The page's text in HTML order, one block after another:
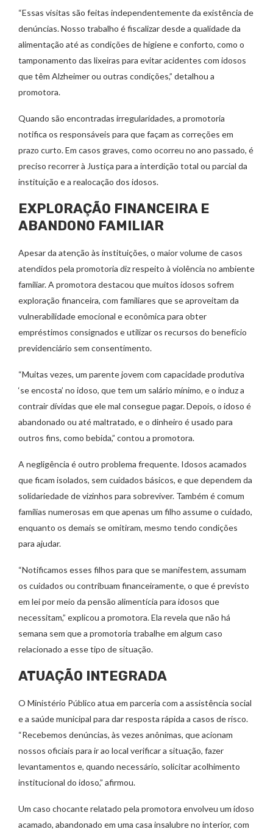
“Essas visitas são feitas independentemente da existência de
denúncias. Nosso trabalho é fiscalizar desde a qualidade da
alimentação até as condições de higiene e conforto, como o
tamponamento das lixeiras para evitar acidentes com idosos
que têm Alzheimer ou outras condições,” detalhou a
promotora.
Quando são encontradas irregularidades, a promotoria
notifica os responsáveis para que façam as correções em
prazo curto. Em casos graves, como ocorreu no ano passado, é
preciso recorrer à Justiça para a interdição total ou parcial da
instituição e a realocação dos idosos.
EXPLORAÇÃO FINANCEIRA E
ABANDONO FAMILIAR
Apesar da atenção às instituições, o maior volume de casos
atendidos pela promotoria diz respeito à violência no ambiente
familiar. A promotora destacou que muitos idosos sofrem
exploração financeira, com familiares que se aproveitam da
vulnerabilidade emocional e econômica para obter
empréstimos consignados e utilizar os recursos do benefício
previdenciário sem consentimento.
“Muitas vezes, um parente jovem com capacidade produtiva
‘se encosta’ no idoso, que tem um salário mínimo, e o induz a
contrair dívidas que ele mal consegue pagar. Depois, o idoso é
abandonado ou até maltratado, e o dinheiro é usado para
outros fins, como bebida,” contou a promotora.
A negligência é outro problema frequente. Idosos acamados
que ficam isolados, sem cuidados básicos, e que dependem da
solidariedade de vizinhos para sobreviver. Também é comum
famílias numerosas em que apenas um filho assume o cuidado,
enquanto os demais se omitiram, mesmo tendo condições
para ajudar.
“Notificamos esses filhos para que se manifestem, assumam
os cuidados ou contribuam financeiramente, o que é previsto
em lei por meio da pensão alimentícia para idosos que
necessitam,” explicou a promotora. Ela revela que não há
semana sem que a promotoria trabalhe em algum caso
relacionado a esse tipo de situação.
ATUAÇÃO INTEGRADA
O Ministério Público atua em parceria com a assistência social
e a saúde municipal para dar resposta rápida a casos de risco.
“Recebemos denúncias, às vezes anônimas, que acionam
nossos oficiais para ir ao local verificar a situação, fazer
levantamentos e, quando necessário, solicitar acolhimento
institucional do idoso,” afirmou.
Um caso chocante relatado pela promotora envolveu um idoso
acamado, abandonado em uma casa insalubre no interior, com